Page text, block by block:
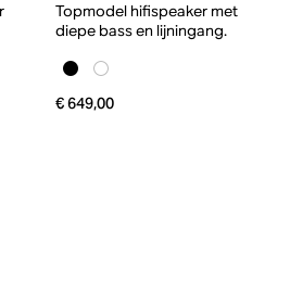
Topmodel hifispeaker met
diepe bass en lijningang.
€ 649,00